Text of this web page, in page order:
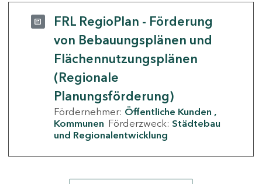
FRL RegioPlan - Förderung
von Bebauungsplänen und
Flächennutzungsplänen
(Regionale
Planungsförderung)
Fördernehmer: Öffentliche Kunden
Kommunen Förderzweck: Städtebau
und Regionalentwicklung